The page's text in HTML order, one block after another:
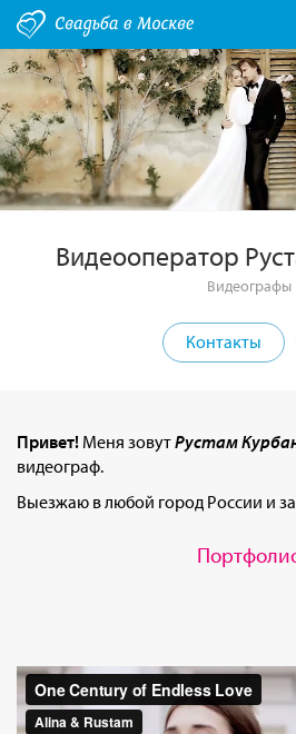
Видеооператор
Видеографы
Контакты
Привет! Меня зовутРустам
видеограф.
Выезжаю в любой город России и